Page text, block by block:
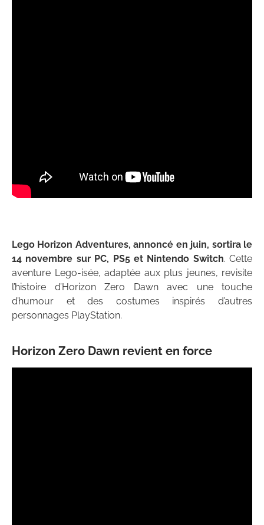
Lego Horizon Adventures, annoncé en juin, sortira le
14 novembre sur PC, PS5 et Nintendo Switch. Cette
aventure Lego-isée, adaptée aux plus jeunes, revisite
l’histoire d’Horizon Zero Dawn avec une touche
d’humour et des costumes inspirés d’autres
personnages PlayStation.
Horizon Zero Dawn revient en force